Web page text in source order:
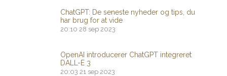
ChatGPT: De seneste nyheder og tips, du
har brug for at vide
20:10 28 sep 2023
OpenAI introducerer ChatGPT integreret
DALL-E 3
20:03 21 sep 2023